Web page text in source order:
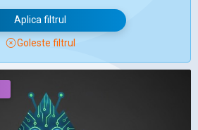
Aplica filtrul
Goleste filtrul